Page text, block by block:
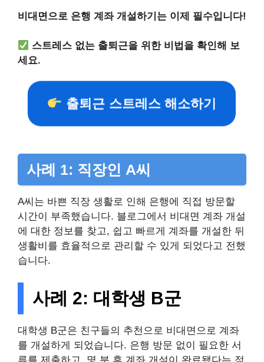
비대면으로 은행 계좌 개설하기는 이제 필수입니다!
스트레스 없는 출퇴근을 위한 비법을 확인해 보
세요.
출퇴근 스트레스 해소하기
사례 1: 직장인 A씨
A씨는 바쁜 직장 생활로 인해 은행에 직접 방문할
시간이 부족했습니다. 블로그에서 비대면 계좌 개설
에 대한 정보를 찾고, 쉽고 빠르게 계좌를 개설한 뒤
생활비를 효율적으로 관리할 수 있게 되었다고 전했
습니다.
사례 2: 대학생 B군
대학생 B군은 친구들의 추천으로 비대면으로 계좌
를 개설하게 되었습니다. 은행 방문 없이 필요한 서